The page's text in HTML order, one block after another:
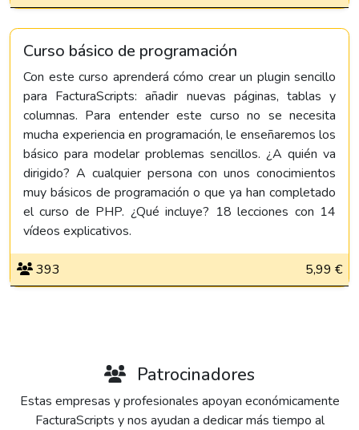
Curso básico de programación
Con este curso aprenderá cómo crear un plugin sencillo
para FacturaScripts: añadir nuevas páginas, tablas y
columnas. Para entender este curso no se necesita
mucha experiencia en programación, le enseñaremos los
básico para modelar problemas sencillos. ¿A quién va
dirigido? A cualquier persona con unos conocimientos
muy básicos de programación o que ya han completado
el curso de PHP. ¿Qué incluye? 18 lecciones con 14
vídeos explicativos.
393 5,99 €
Patrocinadores
Estas empresas y profesionales apoyan económicamente
FacturaScripts y nos ayudan a dedicar más tiempo al